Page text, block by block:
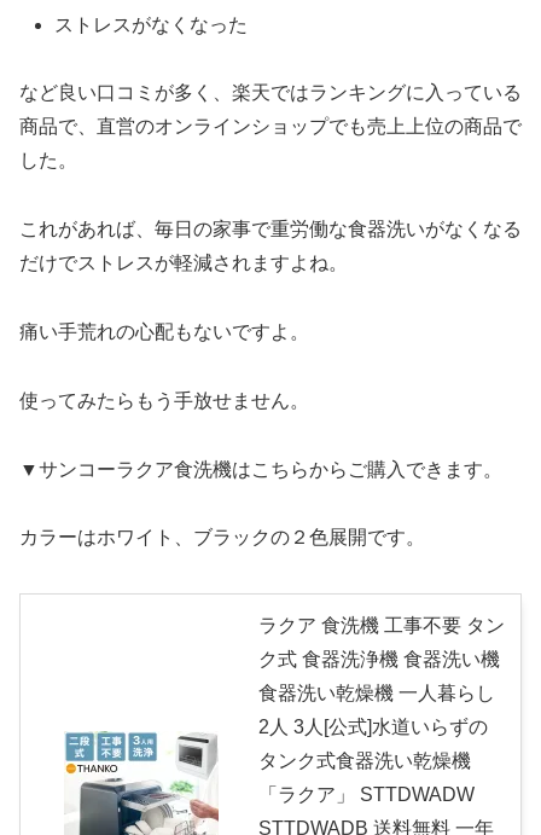
ストレスがなくなった
など良い口コミが多く、楽天ではランキングに入っている
商品で、直営のオンラインショップでも売上上位の商品で
した。
これがあれば、毎日の家事で重労働な食器洗いがなくなる
だけでストレスが軽減されますよね。
痛い手荒れの心配もないですよ。
使ってみたらもう手放せません。
▼サンコーラクア食洗機はこちらからご購入できます。
カラーはホワイト、ブラックの２色展開です。
ラクア 食洗機 工事不要 タン
ク式 食器洗浄機 食器洗い機
食器洗い乾燥機 一人暮らし
2人 3人[公式]水道いらずの
タンク式食器洗い乾燥機
「ラクア」 STTDWADW
STTDWADB 送料無料 一年